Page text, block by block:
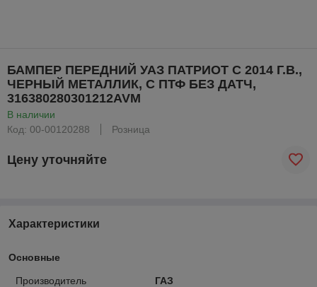
БАМПЕР ПЕРЕДНИЙ УАЗ ПАТРИОТ С 2014 Г.В.,
ЧЕРНЫЙ МЕТАЛЛИК, С ПТФ БЕЗ ДАТЧ,
316380280301212AVM
В наличии
Код: 00-00120288
Розница
Цену уточняйте
Характеристики
Основные
Производитель
ГАЗ